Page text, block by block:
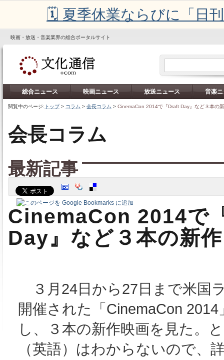
🗓️ 夏季休業ならびに「日
映画・放送・音楽業界の総合ポータルサイト
総合ニュース 映画ニュース 放送ニュース 音楽
閲覧中のページ: トップ> コラム > 会長コラム > CinemaCon 2014で『Draft Day』など３本の
会長コラム
最新記事
CinemaCon 2014で
Day』など３本の新
３月24日から27日まで米国
開催された「CinemaCon 2014
し、３本の新作映画を見た。
（英語）はわからないので、